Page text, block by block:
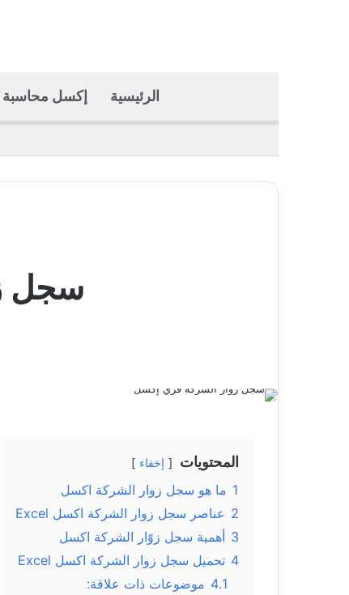
الرئيسية إكسل محاسبة
سجل
المحتويات إخفاء
1 ما هو سجل زوار الشركة اكسل
2 عناصر سجل زوار الشركة اكسل Excel
3 أهمية سجل زوّار الشركة اكسل
4 تحميل سجل زوار الشركة اكسل Excel
4.1 موضوعات ذات علاقة: